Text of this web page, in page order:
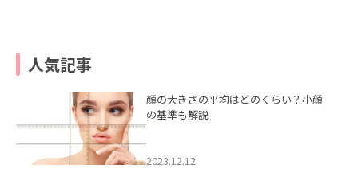
人気記事
顔の大きさの平均はどのくらい？小顔
の基準も解説
2023.12.12